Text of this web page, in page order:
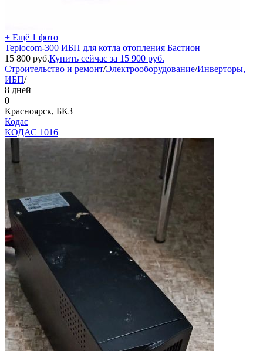
+ Ещё 1 фото
Teplocom-300 ИБП для котла отопления Бастион
15 800 руб.Купить сейчас за 15 900 руб.
Строительство и ремонт/Электрооборудование/Инверторы,
ИБП/
8 дней
0
Красноярск, БКЗ
Кодас
КОДАС 1016